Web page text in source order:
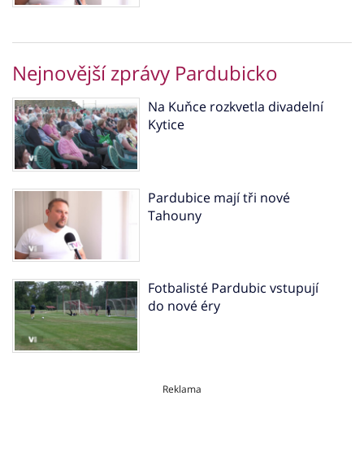
Nejnovější zprávy Pardubicko
Na Kuňce rozkvetla divadelní
Kytice
Pardubice mají tři nové
Tahouny
Fotbalisté Pardubic vstupují
do nové éry
Reklama